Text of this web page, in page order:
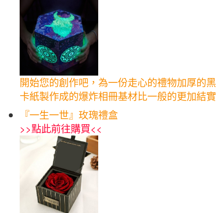
開始您的創作吧，為一份走心的禮物加厚的黑
卡紙製作成的爆炸相冊基材比一般的更加結實
『一生一世』玫瑰禮盒
>>點此前往購買<<